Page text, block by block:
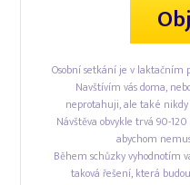
Osobní setkání je v laktačním
Navštívím vás doma,
neprotahuji, ale také
Návštěva obvykle trvá 90-
abychom
Během schůzky vyhodnotím
taková řešení, která